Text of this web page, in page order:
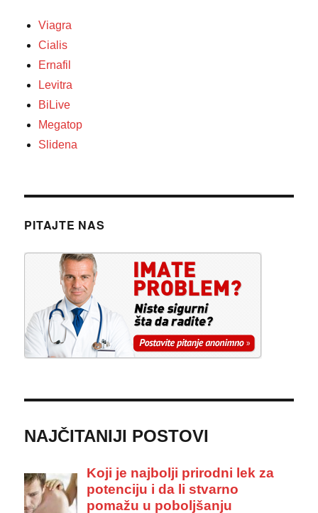
Viagra
Cialis
Ernafil
Levitra
BiLive
Megatop
Slidena
PITAJTE NAS
NAJČITANIJI POSTOVI